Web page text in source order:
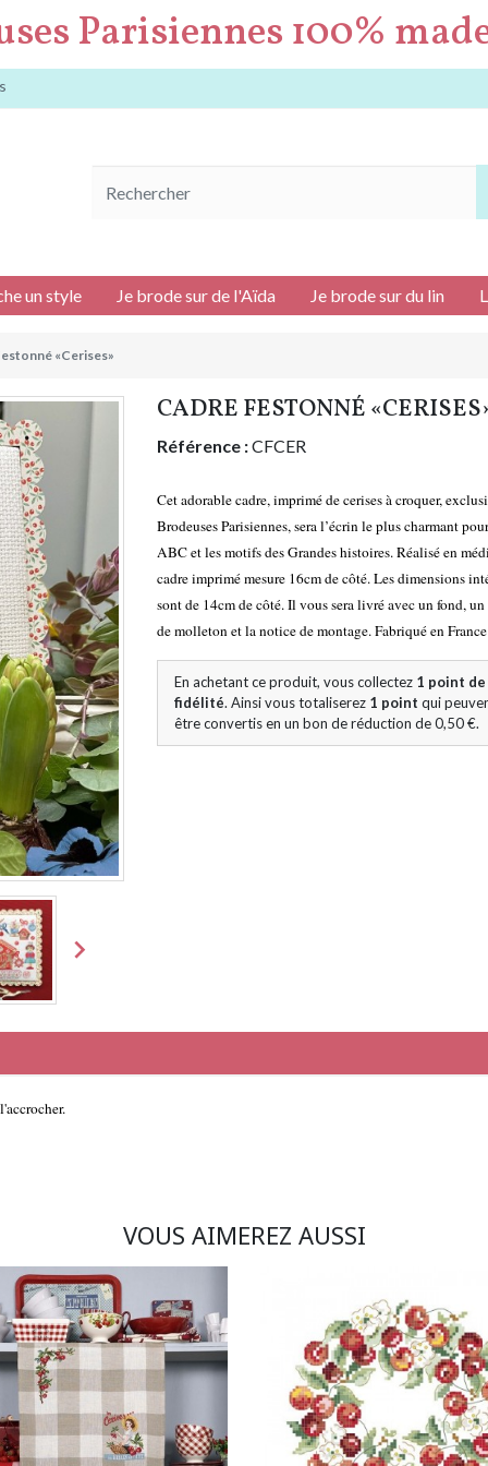
Parisiennes 100%
un style Je brode sur de l'Aïda Je brode sur du lin
«Cerises»

CADRE FESTONNÉ
Référence :CFCER
Cet adorable cadre, imprimé de cerises à croquer,
Brodeuses Parisiennes, sera l’écrin le plus charmant
ABC et les motifs des Grandes histoires. Réalisé en
cadre imprimé mesure 16cm de côté. Les dimensions
sont de 14cm de côté. Il vous sera livré avec un fond, un
de molleton et la notice de montage. Fabriqué en France
En achetant ce produit, vous collectez 1 point de
fidélité. Ainsi vous totaliserez 1 point qui
être convertis en un bon de réduction de0,50 €.
VOUS AIMEREZ AUSSI